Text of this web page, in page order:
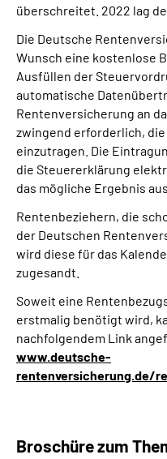
Inhalte in
Leichte Sprache
überschreitet. 2022 lag
Die Deutsche
Wunsch eine kostenlose
Ausfüllen der
automatische
Rentenversicherung an
zwingend erforderlich,
einzutragen. Die
die Steuererklärung
das mögliche Ergebnis
Rentenbeziehern, die
der Deutschen
wird diese für das
zugesandt.
Soweit eine
erstmalig benötigt wird,
nachfolgendem Link
www.deutsche-
rentenversicherung.de/
Broschüre zum